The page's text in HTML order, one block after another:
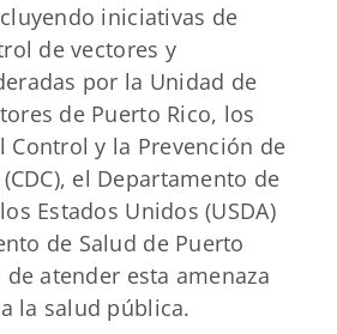
iniciativas de
de vectores y
por la Unidad de
de Puerto Rico, los
Control y la Prevención de
el Departamento de
Estados Unidos (USDA)
de Salud de Puerto
atender esta amenaza
la salud pública.